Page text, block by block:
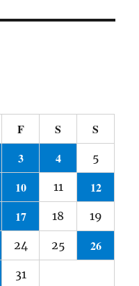
F S
S
3 4 5
10 11 12
17 18 19
24 25 26
31